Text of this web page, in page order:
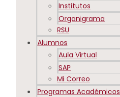
Institutos
Organigrama
RSU
Alumnos
Aula Virtual
SAP
Mi Correo
Programas Académicos